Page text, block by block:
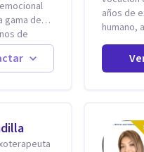
gama de
de
el
mental.
Terapia
la
años de
humano,
con
hecha
enfoque